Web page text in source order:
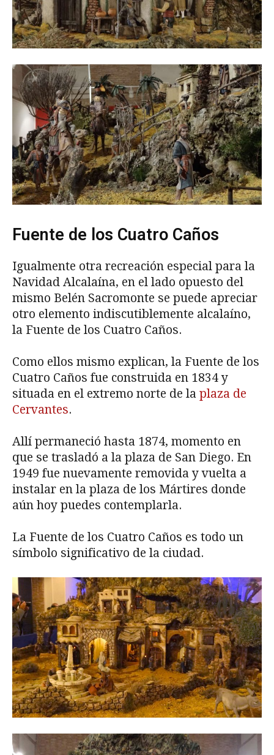
Fuente de los Cuatro Caños
Igualmente otra recreación especial para la
Navidad Alcalaína, en el lado opuesto del
mismo Belén Sacromonte se puede apreciar
otro elemento indiscutiblemente alcalaíno,
la Fuente de los Cuatro Caños.
Como ellos mismo explican, la Fuente de los
Cuatro Caños fue construida en 1834 y
situada en el extremo norte de la plaza de
Cervantes.
Allí permaneció hasta 1874, momento en
que se trasladó a la plaza de San Diego. En
1949 fue nuevamente removida y vuelta a
instalar en la plaza de los Mártires donde
aún hoy puedes contemplarla.
La Fuente de los Cuatro Caños es todo un
símbolo significativo de la ciudad.